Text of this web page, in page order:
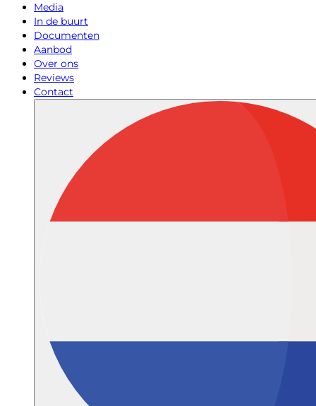
Media
In de buurt
Documenten
Aanbod
Over ons
Reviews
Contact